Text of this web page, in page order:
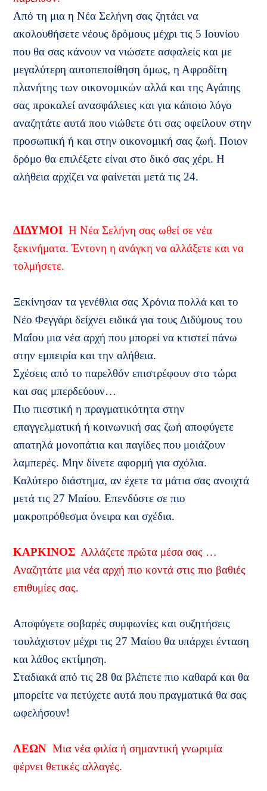
Από τη μια η Νέα Σελήνη σας ζητάει να
ακολουθήσετε νέους δρόμους μέχρι τις 5 Ιουνίου
που θα σας κάνουν να νιώσετε ασφαλείς και με
μεγαλύτερη αυτοπεποίθηση όμως, η Αφροδίτη
πλανήτης των οικονομικών αλλά και της Αγάπης
σας προκαλεί ανασφάλειες και για κάποιο λόγο
αναζητάτε αυτά που νιώθετε ότι σας οφείλουν στην
προσωπική ή και στην οικονομική σας ζωή. Ποιον
δρόμο θα επιλέξετε είναι στο δικό σας χέρι. Η
αλήθεια αρχίζει να φαίνεται μετά τις 24.
ΔΙΔΥΜΟΙ Η Νέα Σελήνη σας ωθεί σε νέα
ξεκινήματα. Έντονη η ανάγκη να αλλάξετε και να
τολμήσετε.
Ξεκίνησαν τα γενέθλια σας Χρόνια πολλά και το
Νέο Φεγγάρι δείχνει ειδικά για τους Διδύμους του
Μαΐου μια νέα αρχή που μπορεί να κτιστεί πάνω
στην εμπειρία και την αλήθεια.
Σχέσεις από το παρελθόν επιστρέφουν στο τώρα
και σας μπερδεύουν…
Πιο πιεστική η πραγματικότητα στην
επαγγελματική ή κοινωνική σας ζωή αποφύγετε
απατηλά μονοπάτια και παγίδες που μοιάζουν
λαμπερές. Μην δίνετε αφορμή για σχόλια.
Καλύτερο διάστημα, αν έχετε τα μάτια σας ανοιχτά
μετά τις 27 Μαίου. Επενδύστε σε πιο
μακροπρόθεσμα όνειρα και σχέδια.
ΚΑΡΚΙΝΟΣ Αλλάζετε πρώτα μέσα σας …
Αναζητάτε μια νέα αρχή πιο κοντά στις πιο βαθιές
επιθυμίες σας.
Αποφύγετε σοβαρές συμφωνίες και συζητήσεις
τουλάχιστον μέχρι τις 27 Μαίου θα υπάρχει ένταση
και λάθος εκτίμηση.
Σταδιακά από τις 28 θα βλέπετε πιο καθαρά και θα
μπορείτε να πετύχετε αυτά που πραγματικά θα σας
ωφελήσουν!
ΛΕΩΝ Μια νέα φιλία ή σημαντική γνωριμία
φέρνει θετικές αλλαγές.